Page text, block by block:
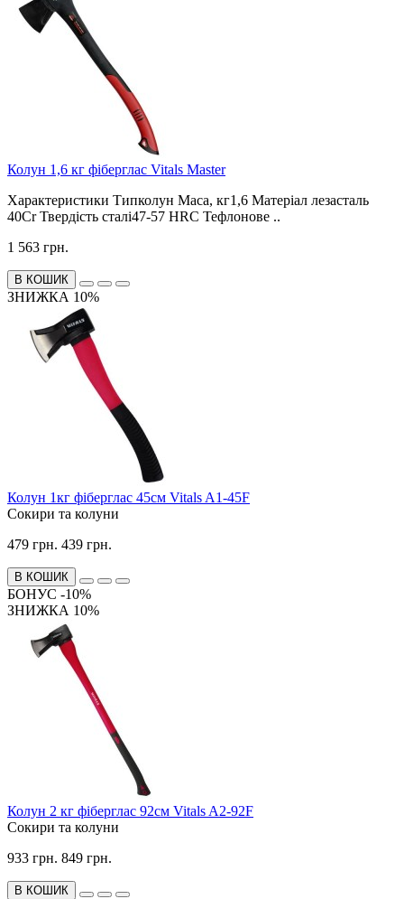
Колун 1,6 кг фіберглас Vitals Master
Характеристики Типколун Маса, кг1,6 Матеріал лезасталь
40Cr Твердість сталі47-57 HRC Тефлонове ..
1 563 грн.
В КОШИК
ЗНИЖКА 10%
Колун 1кг фіберглас 45см Vitals A1-45F
Сокири та колуни
479 грн. 439 грн.
В КОШИК
БОНУС -10%
ЗНИЖКА 10%
Колун 2 кг фіберглас 92см Vitals A2-92F
Сокири та колуни
933 грн. 849 грн.
В КОШИК